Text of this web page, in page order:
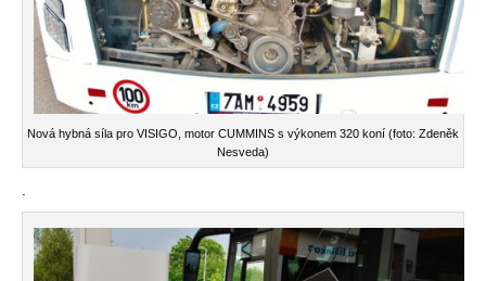
Nová hybná síla pro VISIGO, motor CUMMINS s výkonem 320 koní (foto: Zdeněk
Nesveda)